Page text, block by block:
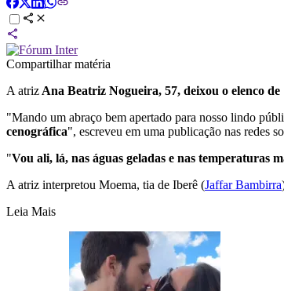
Compartilhar matéria
A atriz Ana Beatriz Nogueira, 57, deixou o elenco
"Mando um abraço bem apertado para nosso lindo
cenográfica", escreveu em uma publicação nas redes
"Vou ali, lá, nas águas geladas e nas temperaturas
A atriz interpretou Moema, tia de Iberê (Jaffar Bambirra
Leia Mais